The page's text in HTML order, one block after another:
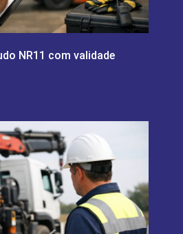
NR11 com validade